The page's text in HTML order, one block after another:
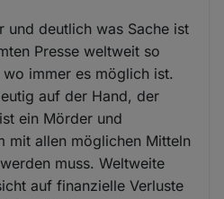
und deutlich was Sache ist
Presse weltweit so
immer es möglich ist.
auf der Hand, der
ein Mörder und
mit allen möglichen Mitteln
muss. Weltweite
auf finanzielle Verluste